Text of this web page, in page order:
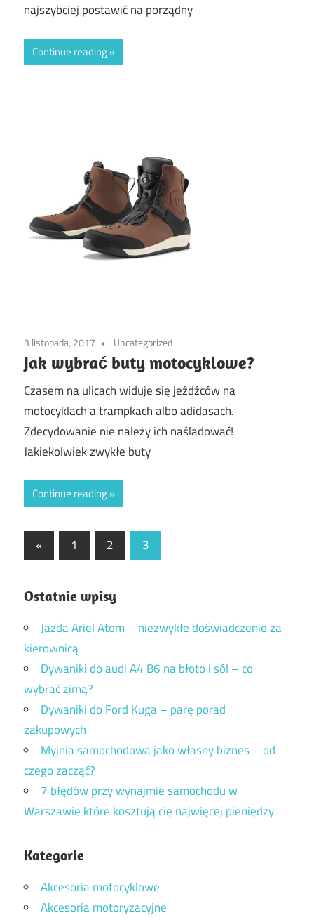
najszybciej postawić na porządny
Continue reading
3 listopada, 2017 Uncategorized
Jak wybrać buty motocyklowe?
Czasem na ulicach widuje się jeźdźców na
motocyklach a trampkach albo adidasach.
Zdecydowanie nie należy ich naśladować!
Jakiekolwiek zwykłe buty
Continue reading
Stronicowanie
wpisów
« Previous
Posts
1 2 3
Ostatnie wpisy
Jazda Ariel Atom – niezwykłe doświadczenie za
kierownicą
Dywaniki do audi A4 B6 na błoto i sól – co
wybrać zimą?
Dywaniki do Ford Kuga – parę porad
zakupowych
Myjnia samochodowa jako własny biznes – od
czego zacząć?
7 błędów przy wynajmie samochodu w
Warszawie które kosztują cię najwięcej pieniędzy
Kategorie
Akcesoria motocyklowe
Akcesoria motoryzacyjne